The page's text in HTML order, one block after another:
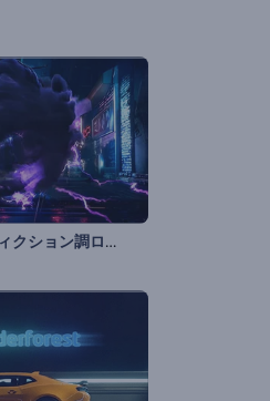
都会的サイエンスフィクション調ロゴ動画